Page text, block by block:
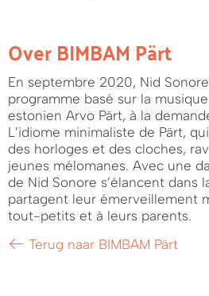
Over BIMBAM Pärt
En septembre 2020, Nid
programme basé sur la
estonien Arvo Pärt, à la
L’idiome minimaliste de Pärt,
des horloges et des cloches,
jeunes mélomanes. Avec une
de Nid Sonore s’élancent dans
partagent leur émerveillement
tout-petits et à leurs parents.
Terug naar BIMBAM Pärt